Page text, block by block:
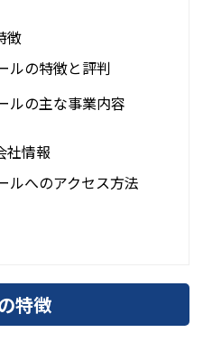
徴
ルの特徴と評判
ルの主な事業内容
社情報
ルへのアクセス方法
特徴